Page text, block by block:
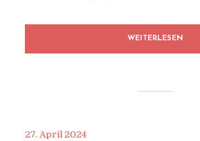
WEITERLESEN
27. April 2024